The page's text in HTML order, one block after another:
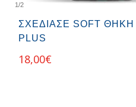
1/2
ΣΧΕΔΊΑΣΕ SOFT ΘΉΚΗ
PLUS
18,00€